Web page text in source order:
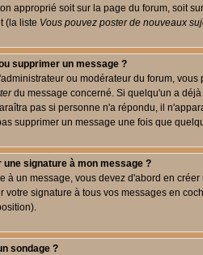
approprié soit sur la page du forum, soit
(la liste Vous pouvez poster de nouveaux
supprimer un message ?
ou modérateur du forum,
du message concerné. Si quelqu'un a
pas si personne n'a répondu, il
supprimer un message une fois que
signature à mon message ?
à un message, vous devez d'abord en
votre signature à tous vos messages en
sondage ?